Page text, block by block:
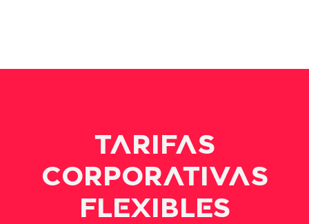
TARIFAS
CORPORATIVAS
FLEXIBLES